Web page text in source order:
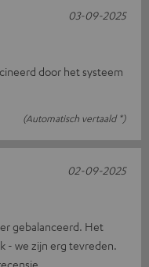
door het systeem
(Automatisch vertaald *)
03-09-2025
gebalanceerd. Het
- we zijn erg tevreden.
02-09-2025